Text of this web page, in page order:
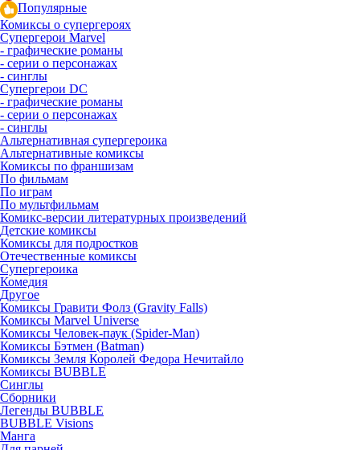
Популярные
Комиксы о супергероях
Супергерои Marvel
- графические романы
- серии о персонажах
- синглы
Супергерои DC
- графические романы
- серии о персонажах
- синглы
Альтернативная супергероика
Альтернативные комиксы
Комиксы по франшизам
По фильмам
По играм
По мультфильмам
Комикс-версии литературных произведений
Детские комиксы
Комиксы для подростков
Отечественные комиксы
Супергероика
Комедия
Другое
Комиксы Гравити Фолз (Gravity Falls)
Комиксы Marvel Universe
Комиксы Человек-паук (Spider-Man)
Комиксы Бэтмен (Batman)
Комиксы Земля Королей Федора Нечитайло
Комиксы BUBBLE
Синглы
Сборники
Легенды BUBBLE
BUBBLE Visions
Манга